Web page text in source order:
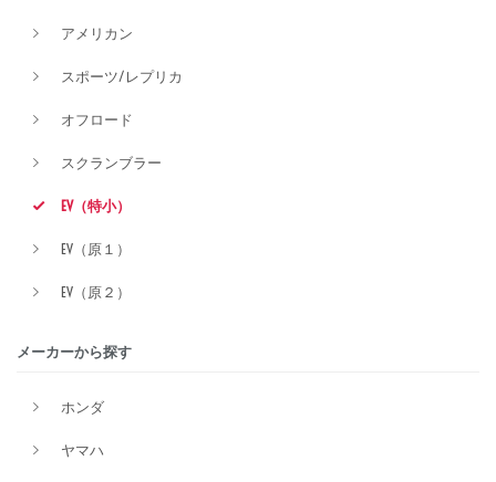
アメリカン
スポーツ/レプリカ
オフロード
スクランブラー
EV（特小）
EV（原１）
EV（原２）
メーカーから探す
ホンダ
ヤマハ